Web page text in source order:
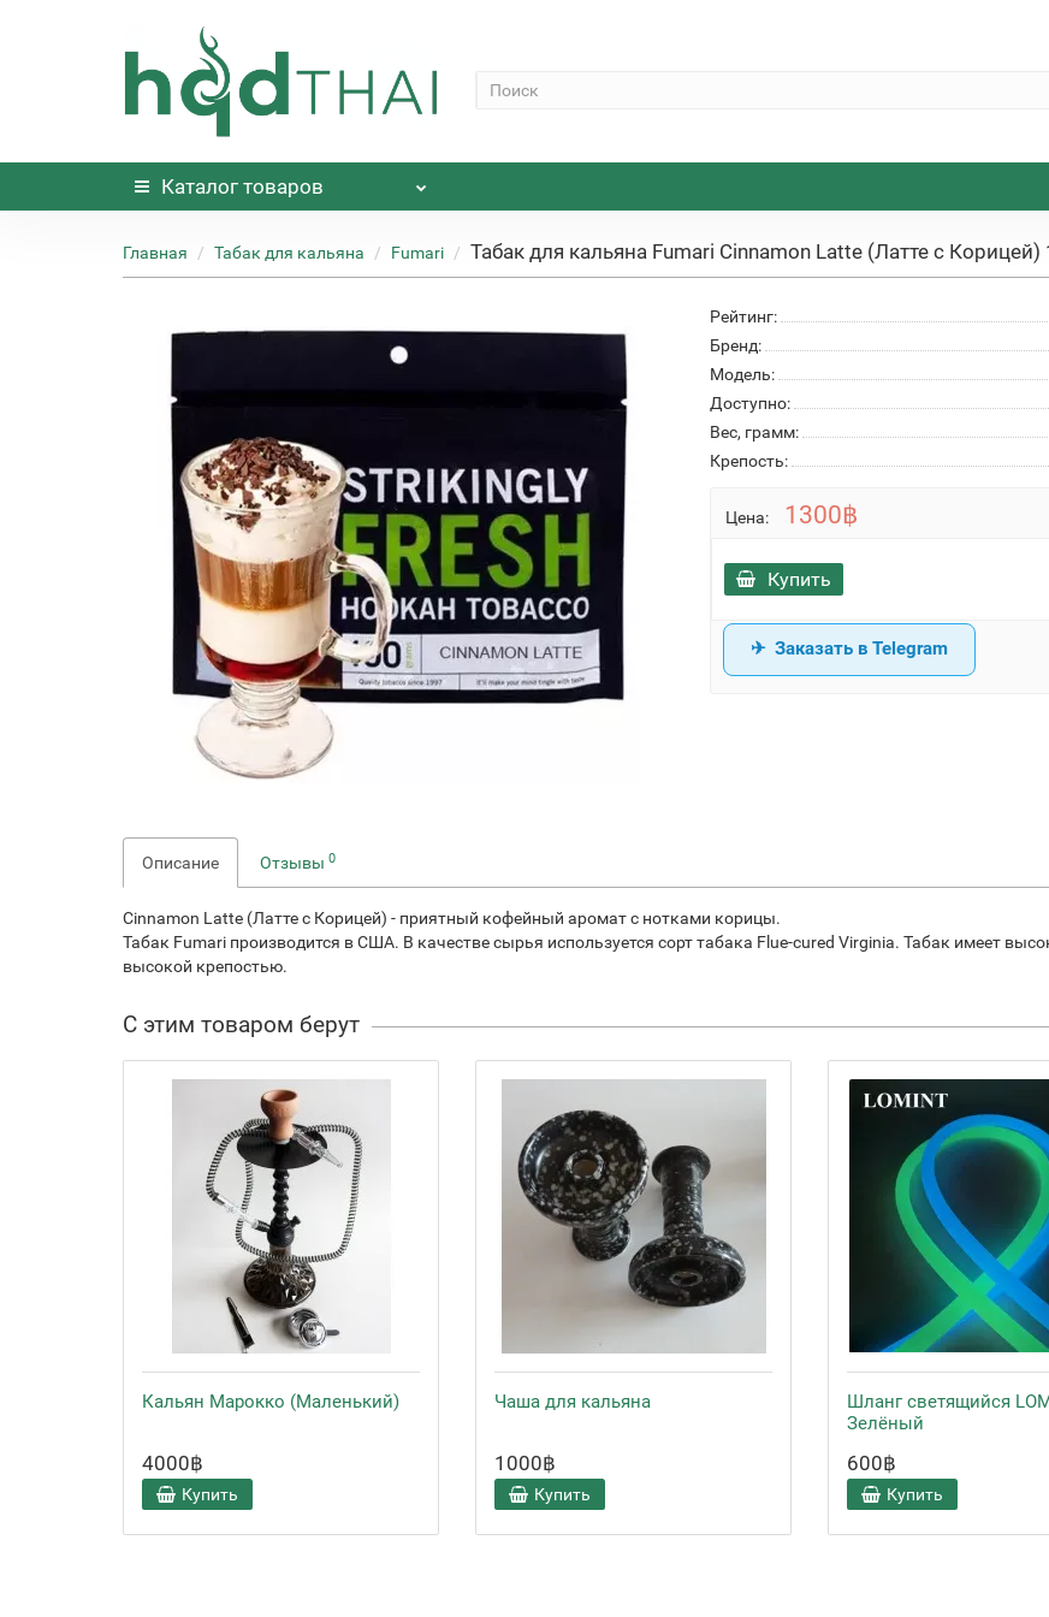
Каталог товаров
Главная Табак для кальяна Fumari Табак для кальяна Fumari Cinnamon Latte (Латте с Корицей)
Рейтинг:
Бренд:
Модель:
Доступно:
Вес, грамм:
Крепость:
Цена: 1300฿
Купить
Заказать в Telegram
Описание Отзывы 0
Cinnamon Latte (Латте с Корицей) - приятный кофейный аромат с нотками корицы.
Табак Fumari производится в США. В качестве сырья используется сорт табака Flue-cured Virginia. Табак имеет
высокой крепостью.
С этим товаром берут
Кальян Марокко (Маленький)
4000฿
Купить
Чаша для кальяна
1000฿
Купить
Шланг светящийся
Зелёный
600฿
Купить